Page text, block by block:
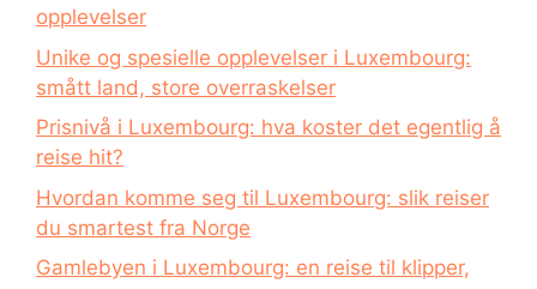
opplevelser
Unike og spesielle opplevelser i Luxembourg:
smått land, store overraskelser
Prisnivå i Luxembourg: hva koster det egentlig å
reise hit?
Hvordan komme seg til Luxembourg: slik reiser
du smartest fra Norge
Gamlebyen i Luxembourg: en reise til klipper,